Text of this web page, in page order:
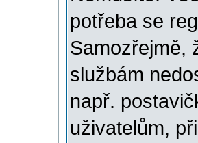
potřeba se
Samozřejmě,
službám
např.
uživatelům,